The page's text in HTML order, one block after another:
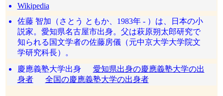
Wikipedia
佐藤 智加（さとう ともか、1983年 - ）は、日本の小
説家。愛知県名古屋市出身。父は萩原朔太郎研究で
知られる国文学者の佐藤房儀（元中京大学大学院文
学研究科長）。
慶應義塾大学出身 愛知県出身の慶應義塾大学の出
身者
全国の慶應義塾大学の出身者